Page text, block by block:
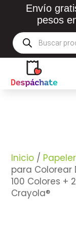
Envío
pesos
Búsqueda
de
productos
Inicio /
para Colorear
100 Colores +
Crayola®